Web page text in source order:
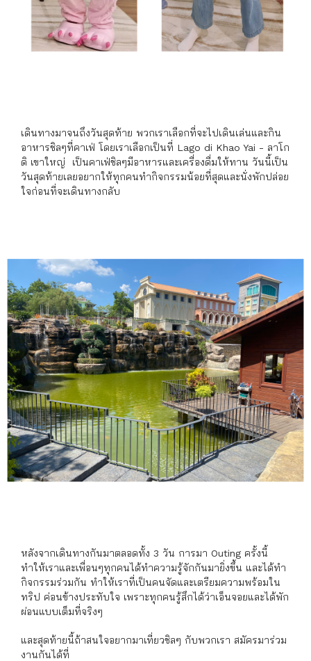
เดินทางมาจนถึงวันสุดท้าย พวกเราเลือกที่จะไปเดินเล่นและกิน
อาหารชิลๆที่คาเฟ่ โดยเราเลือกเป็นที่ Lago di Khao Yai - ลาโก
ดิ เขาใหญ่ เป็นคาเฟ่ชิลๆมีอาหารและเครื่องดื่มให้ทาน วันนี้เป็น
วันสุดท้ายเลยอยากให้ทุกคนทำกิจกรรมน้อยที่สุดและนั่งพักปล่อย
ใจก่อนที่จะเดินทางกลับ
หลังจากเดินทางกันมาตลอดทั้ง 3 วัน การมา Outing ครั้งนี้
ทำให้เราและเพื่อนๆทุกคนได้ทำความรู้จักกันมายิ่งขึ้น และได้ทำ
กิจกรรมร่วมกัน ทำให้เราที่เป็นคนจัดและเตรียมความพร้อมใน
ทริป ค่อนข้างประทับใจ เพราะทุกคนรู้สึกได้ว่าเอ็นจอยและได้พัก
ผ่อนแบบเต็มที่จริงๆ
และสุดท้ายนี้ถ้าสนใจอยากมาเที่ยวชิลๆ กับพวกเรา สมัครมาร่วม
งานกันได้ที่